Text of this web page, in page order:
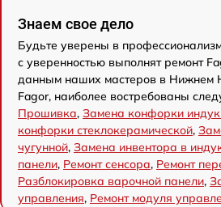
Знаем свое дело
Будьте уверены в
с уверенностью выполнят ремонт
данным наших мастеров в Нижнем
Fagor, наиболее востребованы
Прошивка, Замена конфорки
конфорки стеклокерамической,
чугунной, Замена инвентора в
панели, Ремонт сенсора, Ремонт
Разблокировка варочной панели,
управления, Ремонт модуля